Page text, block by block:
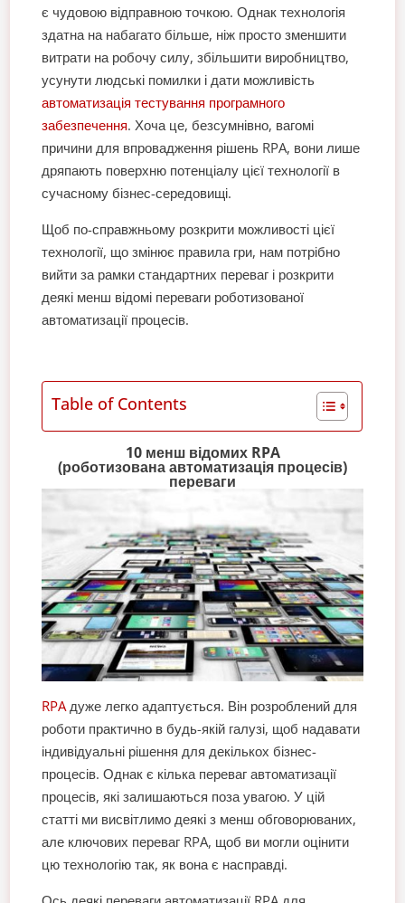
є чудовою відправною точкою. Однак технологія
здатна на набагато більше, ніж просто зменшити
витрати на робочу силу, збільшити виробництво,
усунути людські помилки і дати можливість
автоматизація тестування програмного
забезпечення. Хоча це, безсумнівно, вагомі
причини для впровадження рішень RPA, вони лише
дряпають поверхню потенціалу цієї технології в
сучасному бізнес-середовищі.
Щоб по-справжньому розкрити можливості цієї
технології, що змінює правила гри, нам потрібно
вийти за рамки стандартних переваг і розкрити
деякі менш відомі переваги роботизованої
автоматизації процесів.
Table of Contents
10 менш відомих RPA
(роботизована автоматизація процесів)
переваги
RPA дуже легко адаптується. Він розроблений для
роботи практично в будь-якій галузі, щоб надавати
індивідуальні рішення для декількох бізнес-
процесів. Однак є кілька переваг автоматизації
процесів, які залишаються поза увагою. У цій
статті ми висвітлимо деякі з менш обговорюваних,
але ключових переваг RPA, щоб ви могли оцінити
цю технологію так, як вона є насправді.